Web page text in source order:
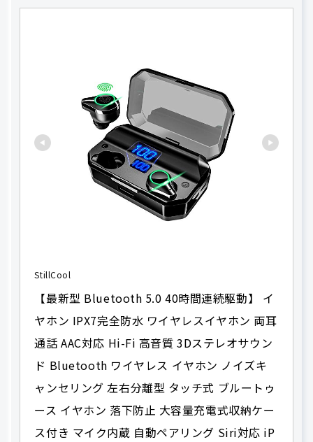
StillCool
【最新型 Bluetooth 5.0 40時間連続駆動】 イ
ヤホン IPX7完全防水 ワイヤレスイヤホン 両耳
通話 AAC対応 Hi-Fi 高音質 3Dステレオサウン
ド Bluetooth ワイヤレス イヤホン ノイズキ
ャンセリング 左右分離型 タッチ式 ブルートゥ
ース イヤホン 落下防止 大容量充電式収納ケー
ス付き マイク内蔵 自動ペアリング Siri対応 iP